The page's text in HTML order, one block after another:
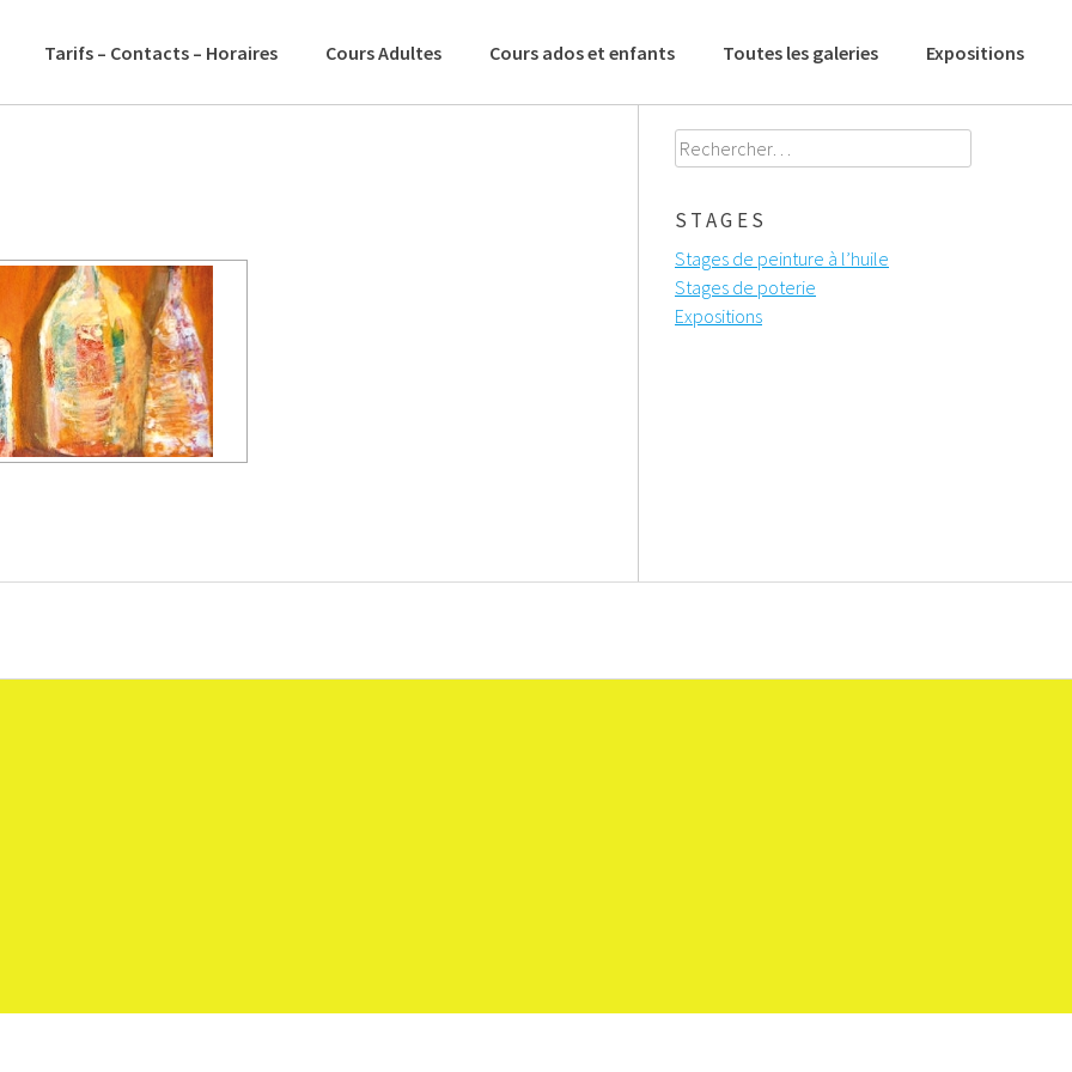
Tarifs – Contacts – Horaires Cours Adultes Cours ados et enfants Toutes les galeries Expositions
Rechercher :
STAGES
Stages de peinture à l’huile
Stages de poterie
Expositions